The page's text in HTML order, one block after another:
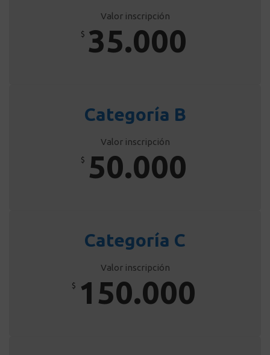
Valor inscripción
$ 35.000
Categoría B
Valor inscripción
$ 50.000
Categoría C
Valor inscripción
$ 150.000